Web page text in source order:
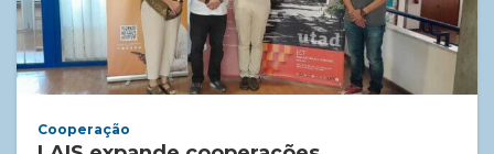
Cooperação